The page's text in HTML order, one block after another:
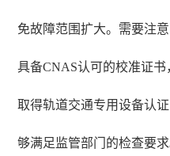
免故障范围扩大。需要注
具备CNAS认可的校准证
取得轨道交通专用设备认
够满足监管部门的检查要求